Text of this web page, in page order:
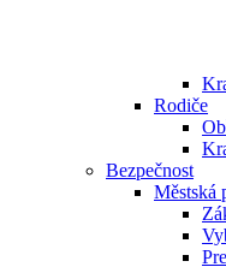
Rodiče
Bezpečnost
Městská